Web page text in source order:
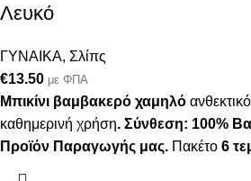
Λευκό
ΓΥΝΑΙΚΑ, Σλίπς
€13.50 με ΦΠΑ
Μπικίνι βαμβακερό χαμηλό
καθημερινή χρήση. Σύνθεση: 100%
Προϊόν Παραγωγής μας. Πακέτο 6